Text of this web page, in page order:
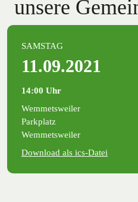
unsere
SAMSTAG
11.09.2021
14:00 Uhr
Wemmetsweiler
Parkplatz
Wemmetsweiler
Download als ics-Datei